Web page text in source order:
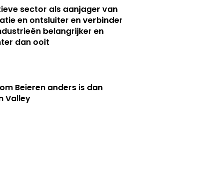
sector als aanjager van
en ontsluiter en verbinder
belangrijker en
dan ooit
Beieren anders is dan
Valley